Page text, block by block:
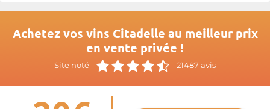
Achetez vos vins Citadelle au meilleur prix
en vente privée !
Site noté 21487 avis